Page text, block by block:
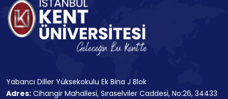
Yabancı Diller Yüksekokulu Ek Bina J Blok
Adres: Cihangir Mahallesi, Sıraselviler Caddesi, No:26, 34433